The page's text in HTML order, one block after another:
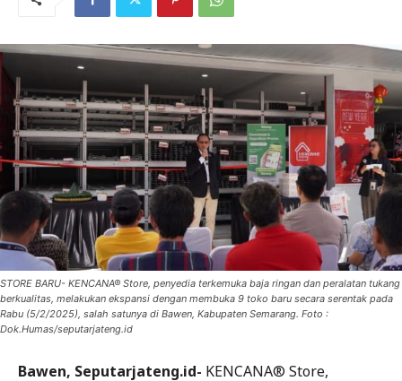
STORE BARU- KENCANA® Store, penyedia terkemuka baja ringan dan peralatan tukang
berkualitas, melakukan ekspansi dengan membuka 9 toko baru secara serentak pada
Rabu (5/2/2025), salah satunya di Bawen, Kabupaten Semarang. Foto :
Dok.Humas/seputarjateng.id
Bawen, Seputarjateng.id- KENCANA® Store,